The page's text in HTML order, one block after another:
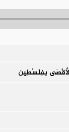
بِفِلَسْطِين